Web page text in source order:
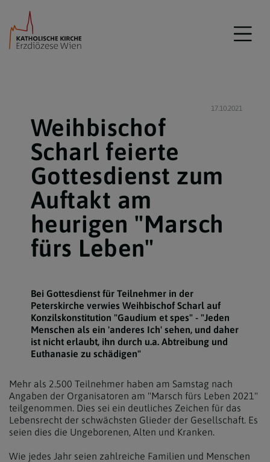
17.10.2021
Weihbischof
Scharl feierte
Gottesdienst zum
Auftakt am
heurigen "Marsch
fürs Leben"
Bei Gottesdienst für Teilnehmer in der
Peterskirche verwies Weihbischof Scharl auf
Konzilskonstitution "Gaudium et spes" - "Jeden
Menschen als ein 'anderes Ich' sehen, und daher
ist nicht erlaubt, ihn durch u.a. Abtreibung und
Euthanasie zu schädigen"
Mehr als 2.500 Teilnehmer haben am Samstag nach
Angaben der Organisatoren am "Marsch fürs Leben 2021"
teilgenommen. Dies sei ein deutliches Zeichen für das
Lebensrecht der schwächsten Glieder der Gesellschaft. Es
seien dies die Ungeborenen, Alten und Kranken.
Wie jedes Jahr seien zahlreiche Familien und Menschen